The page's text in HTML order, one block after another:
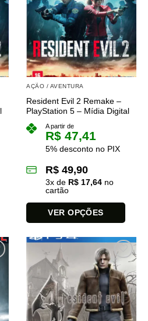
variantes.
opções
podem
ser
escolhidas
do
produto
AÇÃO / AVENTURA
Resident Evil 2 Remake –
PlayStation 5 – Mídia Digital
A partir de
R$ 47,41
5% desconto no PIX
R$ 49,90
3x de R$ 17,64 no
cartão
VER OPÇÕES
produto
várias
variantes.
As
opções
podem